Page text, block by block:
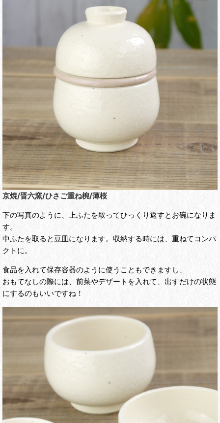
京焼/晋六窯/ひさご重ね椀/薄桜
下の写真のように、上ふたを取ってひっくり返すとお碗になりま
す。
中ふたを取ると豆皿になります。収納する時には、重ねてコンパ
クトに。
食品を入れて保存容器のように使うこともできますし、
おもてなしの際には、前菜やデザートを入れて、出すだけの状態
にするのもいいですね！